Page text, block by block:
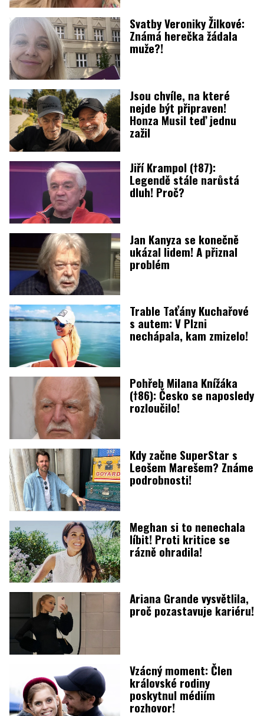
Svatby Veroniky Žilkové:
Známá herečka žádala
muže?!
Jsou chvíle, na které
nejde být připraven!
Honza Musil teď jednu
zažil
Jiří Krampol (†87):
Legendě stále narůstá
dluh! Proč?
Jan Kanyza se konečně
ukázal lidem! A přiznal
problém
Trable Taťány Kuchařové
s autem: V Plzni
nechápala, kam zmizelo!
Pohřeb Milana Knížáka
(†86): Česko se naposledy
rozloučilo!
Kdy začne SuperStar s
Leošem Marešem? Známe
podrobnosti!
Meghan si to nenechala
líbit! Proti kritice se
rázně ohradila!
Ariana Grande vysvětlila,
proč pozastavuje kariéru!
Vzácný moment: Člen
královské rodiny
poskytnul médiím
rozhovor!